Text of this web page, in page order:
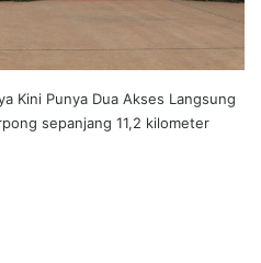
Kini Punya Dua Akses Langsung
sepanjang 11,2 kilometer